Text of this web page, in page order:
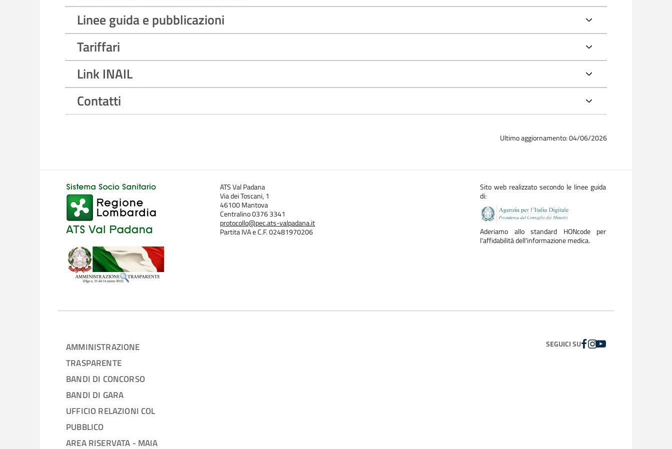
Linee guida e pubblicazioni
Tariffari
Link INAIL
Contatti
Ultimo aggiornamento: 04/06/2026
ATS Val Padana
Via dei Toscani, 1
46100 Mantova
Centralino 0376 3341
protocollo@pec.ats-valpadana.it
Partita IVA e C.F. 02481970206
Sito web realizzato secondo le linee guida
di:
Aderiamo allo standard HONcode per
l'affidabilità dell'informazione medica.
AMMINISTRAZIONE
TRASPARENTE
BANDI DI CONCORSO
BANDI DI GARA
UFFICIO RELAZIONI COL
PUBBLICO
AREA RISERVATA - MAIA
SEGUICI SUFACEBOOK
INSTAGRAM
YOUTUBE